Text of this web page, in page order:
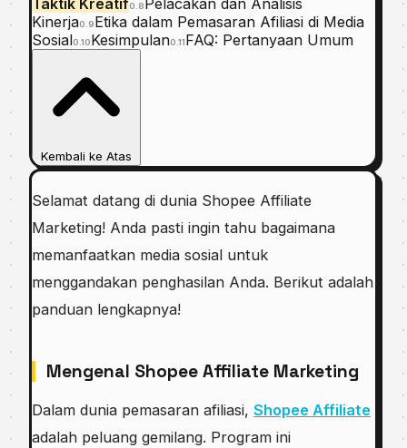
Taktik Kreatif0.8 Pelacakan dan Analisis
Kinerja0.9Etika dalam Pemasaran Afiliasi di Media
Sosial0.10Kesimpulan0.11FAQ: Pertanyaan Umum
Kembali ke Atas
Selamat datang di dunia Shopee Affiliate
Marketing! Anda pasti ingin tahu bagaimana
memanfaatkan media sosial untuk
menggandakan penghasilan Anda. Berikut adalah
panduan lengkapnya!
Mengenal Shopee Affiliate Marketing
Dalam dunia pemasaran afiliasi, Shopee Affiliate
adalah peluang gemilang. Program ini